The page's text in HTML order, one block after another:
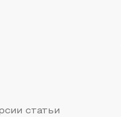
статьи